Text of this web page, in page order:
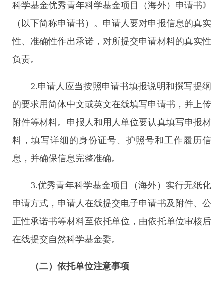
科学基金优秀青年科学基金项目（海外）申请书》
（以下简称申请书）。申请人要对申报信息的真实
性、准确性作出承诺，对所提交申请材料的真实性
负责。
2.申请人应当按照申请书填报说明和撰写提纲
的要求用简体中文或英文在线填写申请书，并上传
附件等材料。申报人和用人单位要认真填写申报材
料，填写详细的身份证号、护照号和工作履历信
息，并确保信息完整准确。
3.优秀青年科学基金项目（海外）实行无纸化
申请方式，申请人在线提交电子申请书及附件、公
正性承诺书等材料至依托单位，由依托单位审核后
在线提交自然科学基金委。
（二）依托单位注意事项